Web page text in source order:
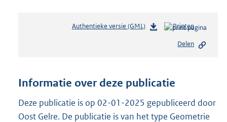
Authentieke versie (GML)b
n
s
Printen
Delen
Informatie over deze publicatie
Deze publicatie is op 02-01-2025 gepubliceerd door
Oost Gelre. De publicatie is van het type Geometrie